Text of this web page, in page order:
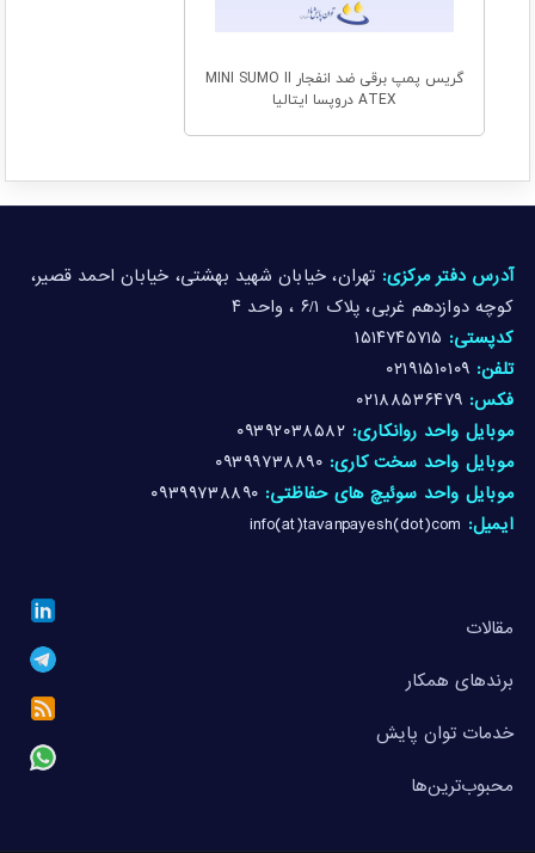
گریس پمپ برقی ضد انفجار MINI SUMO II
ATEX دروپسا ایتالیا
مقالات
برندهای همکار
خدمات توان پایش
محبوب‌ترین‌ها
آدرس دفتر مرکزی: تهران، خیابان شهید بهشتی، خیابان احمد قصیر،
کوچه دوازدهم غربی، پلاک ۶/۱ ، واحد ۴
کدپستی: ۱۵۱۴۷۴۵۷۱۵
تلفن: ۰۲۱۹۱۵۱۰۱۰۹
فکس: ۰۲۱۸۸۵۳۶۴۷۹
موبایل واحد روانکاری: ۰۹۳۹۲۰۳۸۵۸۲
موبایل واحد سخت کاری: ۰۹۳۹۹۷۳۸۸۹۰
موبایل واحد سوئیچ های حفاظتی: ۰۹۳۹۹۷۳۸۸۹۰
ایمیل: info(at)tavanpayesh(dot)com